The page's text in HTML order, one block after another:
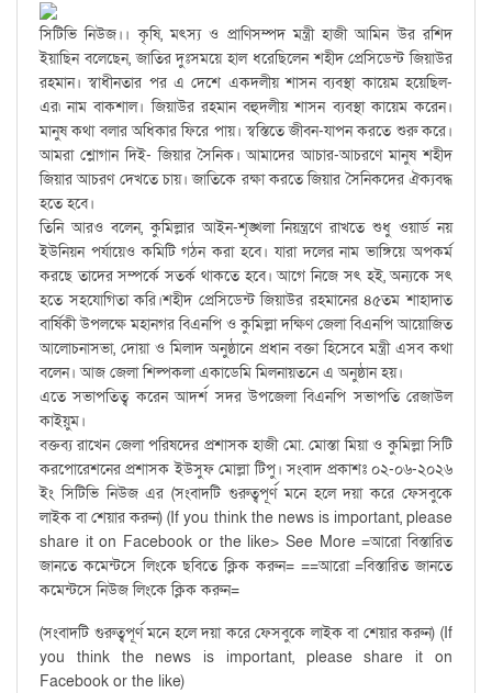
সিটিভি নিউজ।। কৃষি, মৎস্য ও প্রাণিসম্পদ মন্ত্রী হাজী আমিন উর রশিদ
ইয়াছিন বলেছেন, জাতির দুঃসময়ে হাল ধরেছিলেন শহীদ প্রেসিডেন্ট জিয়াউর
রহমান। স্বাধীনতার পর এ দেশে একদলীয় শাসন ব্যবস্থা কায়েম হয়েছিল-
এর৷ নাম বাকশাল। জিয়াউর রহমান বহুদলীয় শাসন ব্যবস্থা কায়েম করেন।
মানুষ কথা বলার অধিকার ফিরে পায়। স্বস্তিতে জীবন-যাপন করতে শুরু করে।
আমরা শ্লোগান দিই- জিয়ার সৈনিক। আমাদের আচার-আচরণে মানুষ শহীদ
জিয়ার আচরণ দেখতে চায়। জাতিকে রক্ষা করতে জিয়ার সৈনিকদের ঐক্যবদ্ধ
হতে হবে।
তিনি আরও বলেন, কুমিল্লার আইন-শৃঙ্খলা নিয়ন্ত্রণে রাখতে শুধু ওয়ার্ড নয়
ইউনিয়ন পর্যায়েও কমিটি গঠন করা হবে। যারা দলের নাম ভাঙ্গিয়ে অপকর্ম
করছে তাদের সম্পর্কে সতর্ক থাকতে হবে। আগে নিজে সৎ হই, অন্যকে সৎ
হতে সহযোগিতা করি।শহীদ প্রেসিডেন্ট জিয়াউর রহমানের ৪৫তম শাহাদাত
বার্ষিকী উপলক্ষে মহানগর বিএনপি ও কুমিল্লা দক্ষিণ জেলা বিএনপি আয়োজিত
আলোচনাসভা, দোয়া ও মিলাদ অনুষ্ঠানে প্রধান বক্তা হিসেবে মন্ত্রী এসব কথা
বলেন। আজ জেলা শিল্পকলা একাডেমি মিলনায়তনে এ অনুষ্ঠান হয়।
এতে সভাপতিত্ব করেন আদর্শ সদর উপজেলা বিএনপি সভাপতি রেজাউল
কাইয়ুম।
বক্তব্য রাখেন জেলা পরিষদের প্রশাসক হাজী মো. মোস্তা মিয়া ও কুমিল্লা সিটি
করপোরেশনের প্রশাসক ইউসুফ মোল্লা টিপু। সংবাদ প্রকাশঃ ০২-০৬-২০২৬
ইং সিটিভি নিউজ এর (সংবাদটি গুরুত্বপূর্ণ মনে হলে দয়া করে ফেসবুকে
লাইক বা শেয়ার করুন) (If you think the news is important, please
share it on Facebook or the like> See More =আরো বিস্তারিত
জানতে কমেন্টসে লিংকে ছবিতে ক্লিক করুন= ==আরো =বিস্তারিত জানতে
কমেন্টসে নিউজ লিংকে ক্লিক করুন=
(সংবাদটি গুরুত্বপূর্ণ মনে হলে দয়া করে ফেসবুকে লাইক বা শেয়ার করুন) (If
you think the news is important, please share it on
Facebook or the like)